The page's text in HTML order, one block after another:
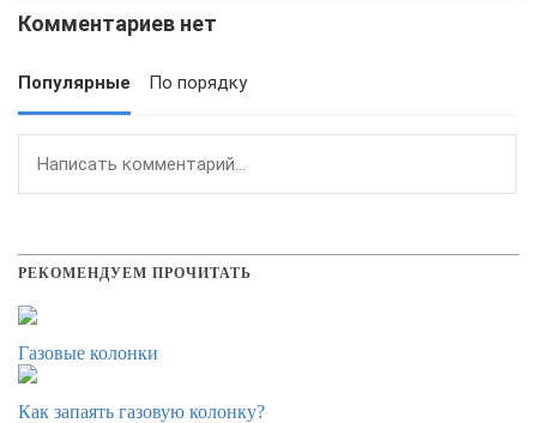
Комментариев нет
Популярные По порядку
РЕКОМЕНДУЕМ ПРОЧИТАТЬ
Газовые колонки
Как запаять газовую колонку?